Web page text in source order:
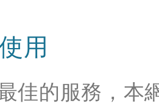
用
佳的服務，本